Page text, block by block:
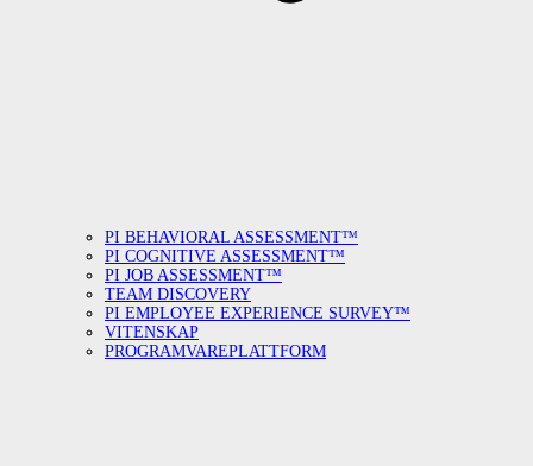
PI BEHAVIORAL ASSESSMENT™
PI COGNITIVE ASSESSMENT™
PI JOB ASSESSMENT™
TEAM DISCOVERY
PI EMPLOYEE EXPERIENCE SURVEY™
VITENSKAP
PROGRAMVAREPLATTFORM